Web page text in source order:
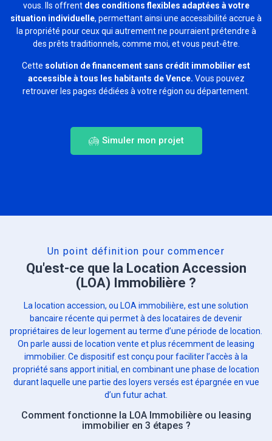
vous. Ils offrent des conditions flexibles adaptées à votre
situation individuelle, permettant ainsi une accessibilité accrue à
la propriété pour ceux qui autrement ne pourraient prétendre à
des prêts traditionnels, comme moi, et vous peut-être.
Cette solution de financement sans crédit immobilier est
accessible à tous les habitants de Vence. Vous pouvez
retrouver les pages dédiées à votre région ou département.
Simuler mon projet
Un point définition pour commencer
Qu'est-ce que la Location Accession
(LOA) Immobilière ?
La location accession, ou LOA immobilière, est une solution
bancaire récente qui permet à des locataires de devenir
propriétaires de leur logement au terme d’une période de location.
On parle aussi de location vente et plus récemment de leasing
immobilier. Ce dispositif est conçu pour faciliter l’accès à la
propriété sans apport initial, en combinant une phase de location
durant laquelle une partie des loyers versés est épargnée en vue
d’un futur achat.
Comment fonctionne la LOA Immobilière ou leasing
immobilier en 3 étapes ?